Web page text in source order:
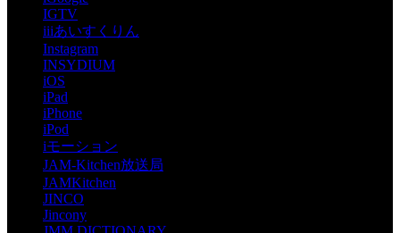
IGTV
iiiあいすくりん
Instagram
INSYDIUM
iOS
iPad
iPhone
iPod
iモーション
JAM-Kitchen放送局
JAMKitchen
JINCO
Jincony